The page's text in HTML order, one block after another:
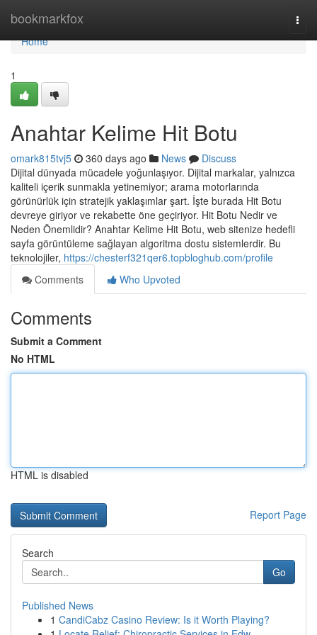
bookmarkfox
Home
Home
1
Anahtar Kelime Hit Botu
omark815tvj5 360 days ago News
Discuss
Dijital dünyada mücadele yoğunlaşıyor. Dijital markalar, yalnızca
kaliteli içerik sunmakla yetinemiyor; arama motorlarında
görünürlük için stratejik yaklaşımlar şart. İşte burada Hit Botu
devreye giriyor ve rekabette öne geçiriyor. Hit Botu Nedir ve
Neden Önemlidir? Anahtar Kelime Hit Botu, web sitenize hedefli
sayfa görüntüleme sağlayan algoritma dostu sistemlerdir. Bu
teknolojiler, https://chesterf321qer6.topbloghub.com/profile
Comments
Who Upvoted
Comments
Submit a Comment
No HTML
HTML is disabled
Report Page
Search
Go
Published News
1 CandiCabz Casino Review: Is it Worth Playing?